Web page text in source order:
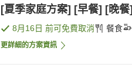
[夏季家庭方案] [早餐] [晚餐]
8月16日 前可免費取消 餐食
更詳細的方案資訊